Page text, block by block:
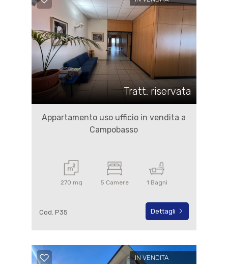
Tratt. riservata
Appartamento uso ufficio in vendita a
Campobasso
270 mq 5 Camere 1 Bagni
Cod. P35 Dettagli
IN VENDITA